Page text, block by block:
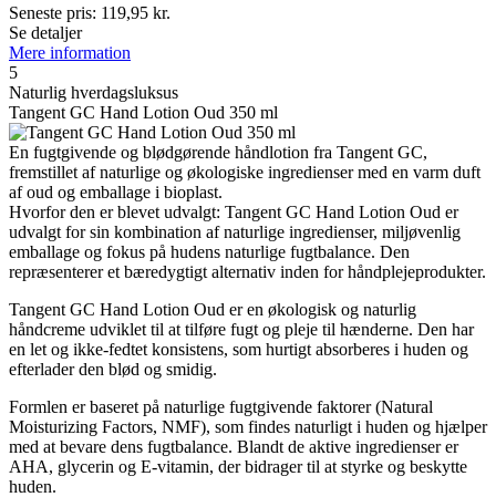
Seneste pris: 119,95 kr.
Se detaljer
Mere information
5
Naturlig hverdagsluksus
Tangent GC Hand Lotion Oud 350 ml
En fugtgivende og blødgørende håndlotion fra Tangent GC,
fremstillet af naturlige og økologiske ingredienser med en varm duft
af oud og emballage i bioplast.
Hvorfor den er blevet udvalgt: Tangent GC Hand Lotion Oud er
udvalgt for sin kombination af naturlige ingredienser, miljøvenlig
emballage og fokus på hudens naturlige fugtbalance. Den
repræsenterer et bæredygtigt alternativ inden for håndplejeprodukter.
Tangent GC Hand Lotion Oud er en økologisk og naturlig
håndcreme udviklet til at tilføre fugt og pleje til hænderne. Den har
en let og ikke-fedtet konsistens, som hurtigt absorberes i huden og
efterlader den blød og smidig.
Formlen er baseret på naturlige fugtgivende faktorer (Natural
Moisturizing Factors, NMF), som findes naturligt i huden og hjælper
med at bevare dens fugtbalance. Blandt de aktive ingredienser er
AHA, glycerin og E-vitamin, der bidrager til at styrke og beskytte
huden.